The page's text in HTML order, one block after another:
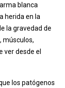
blanca
herida en la
la gravedad de
músculos,
ver desde el
los patógenos